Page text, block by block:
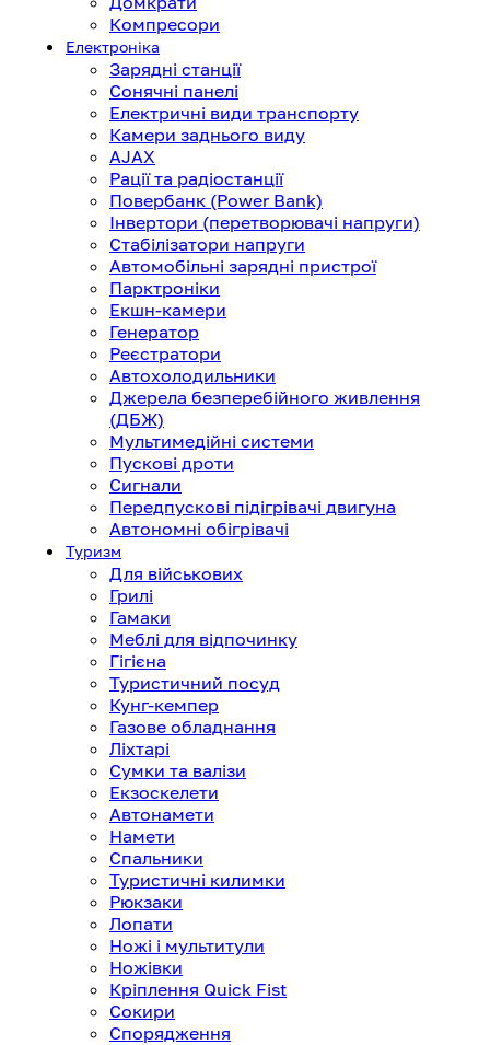
Компресори
Електроніка
Зарядні станції
Сонячні панелі
Електричні види транспорту
Камери заднього виду
AJAX
Рації та радіостанції
Повербанк (Power Bank)
Інвертори (перетворювачі напруги)
Стабілізатори напруги
Автомобільні зарядні пристрої
Парктроніки
Екшн-камери
Генератор
Реєстратори
Автохолодильники
Джерела безперебійного живлення
(ДБЖ)
Мультимедійні системи
Пускові дроти
Сигнали
Передпускові підігрівачі двигуна
Автономні обігрівачі
Туризм
Для військових
Грилі
Гамаки
Меблі для відпочинку
Гігієна
Туристичний посуд
Кунг-кемпер
Газове обладнання
Ліхтарі
Сумки та валізи
Екзоскелети
Автонамети
Намети
Спальники
Туристичні килимки
Рюкзаки
Лопати
Ножі і мультитули
Ножівки
Кріплення Quick Fist
Сокири
Спорядження